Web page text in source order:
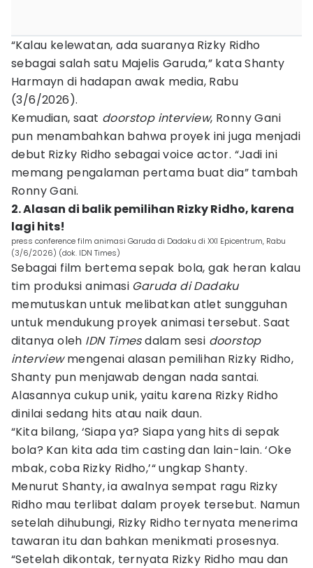
“Kalau kelewatan, ada suaranya Rizky Ridho
sebagai salah satu Majelis Garuda,” kata Shanty
Harmayn di hadapan awak media, Rabu
(3/6/2026).
Kemudian, saat doorstop interview, Ronny Gani
pun menambahkan bahwa proyek ini juga menjadi
debut Rizky Ridho sebagai voice actor. “Jadi ini
memang pengalaman pertama buat dia” tambah
Ronny Gani.
2. Alasan di balik pemilihan Rizky Ridho, karena
lagi hits!
press conference film animasi Garuda di Dadaku di XXI Epicentrum, Rabu
(3/6/2026) (dok. IDN Times)
Sebagai film bertema sepak bola, gak heran kalau
tim produksi animasi Garuda di Dadaku
memutuskan untuk melibatkan atlet sungguhan
untuk mendukung proyek animasi tersebut. Saat
ditanya oleh IDN Timesdalam sesi doorstop
interviewmengenai alasan pemilihan Rizky Ridho,
Shanty pun menjawab dengan nada santai.
Alasannya cukup unik, yaitu karena Rizky Ridho
dinilai sedang hits atau naik daun.
“Kita bilang, ‘Siapa ya? Siapa yang hits di sepak
bola? Kan kita ada tim casting dan lain-lain. ‘Oke
mbak, coba Rizky Ridho,’“ ungkap Shanty.
Menurut Shanty, ia awalnya sempat ragu Rizky
Ridho mau terlibat dalam proyek tersebut. Namun
setelah dihubungi, Rizky Ridho ternyata menerima
tawaran itu dan bahkan menikmati prosesnya.
“Setelah dikontak, ternyata Rizky Ridho mau dan